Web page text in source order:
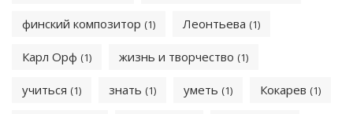
финский композитор (1) Леонтьева (1)
Карл Орф (1) жизнь и творчество (1)
учиться (1) знать (1) уметь (1) Кокарев (1)